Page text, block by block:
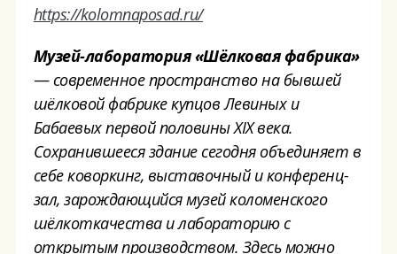
https://kolomnaposad.ru/
Музей-лаборатория «Шёлковая фабрика»
—современное пространство на бывшей
шёлковой фабрике купцов Левиных и
Бабаевых первой половины XIX века.
Сохранившееся здание сегодня объединяет в
себе коворкинг, выставочныйи конференц-
зал, зарождающийся музей коломенского
шёлкоткачества и лабораторию с
открытым производством. Здесь можно